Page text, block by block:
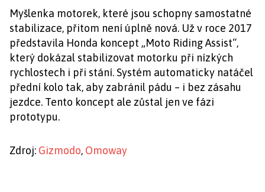
Myšlenka motorek, které jsou schopny samostatné
stabilizace, přitom není úplně nová. Už v roce 2017
představila Honda koncept „Moto Riding Assist“,
který dokázal stabilizovat motorku při nízkých
rychlostech i při stání. Systém automaticky natáčel
přední kolo tak, aby zabránil pádu – i bez zásahu
jezdce. Tento koncept ale zůstal jen ve fázi
prototypu.
Zdroj: Gizmodo, Omoway